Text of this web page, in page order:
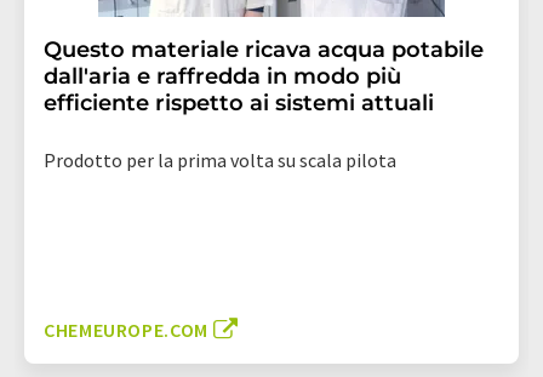
Questo materiale ricava acqua potabile
dall'aria e raffredda in modo più
efficiente rispetto ai sistemi attuali
Prodotto per la prima volta su scala pilota
CHEMEUROPE.COM